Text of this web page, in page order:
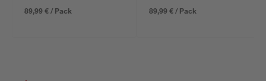
89,99 € / Pack
89,99 € / Pack